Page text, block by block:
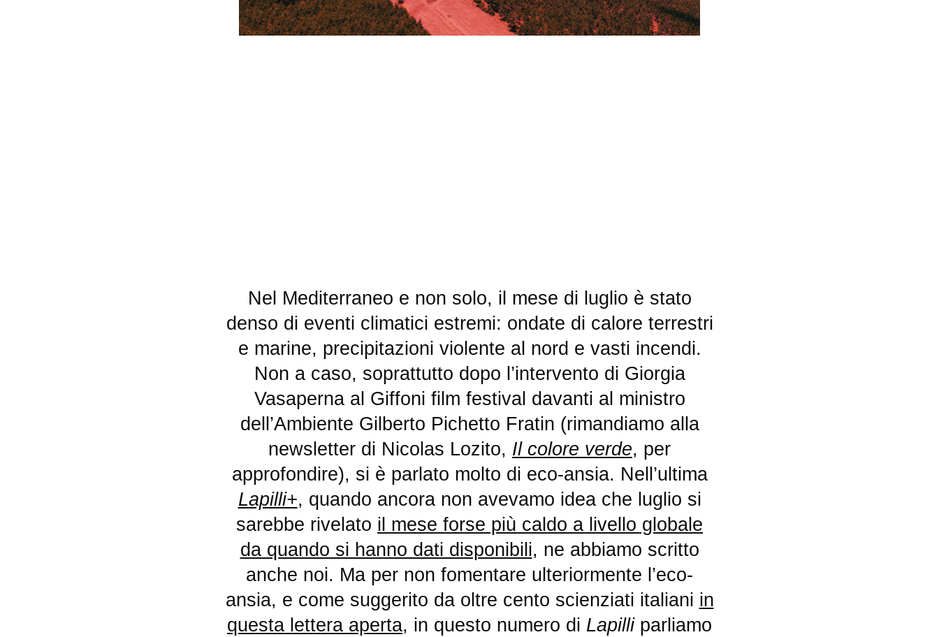
Nel Mediterraneo e non solo, il mese di luglio è stato
denso di eventi climatici estremi: ondate di calore terrestri
e marine, precipitazioni violente al nord e vasti incendi.
Non a caso, soprattutto dopo l’intervento di Giorgia
Vasaperna al Giffoni film festival davanti al ministro
dell’Ambiente Gilberto Pichetto Fratin (rimandiamo alla
newsletter di Nicolas Lozito, Il colore verde, per
approfondire), si è parlato molto di eco-ansia. Nell’ultima
Lapilli+, quando ancora non avevamo idea che luglio si
sarebbe rivelato il mese forse più caldo a livello globale
da quando si hanno dati disponibili, ne abbiamo scritto
anche noi. Ma per non fomentare ulteriormente l’eco-
ansia, e come suggerito da oltre cento scienziati italiani in
questa lettera aperta, in questo numero di Lapilliparliamo